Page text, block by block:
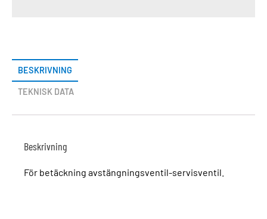
BESKRIVNING
TEKNISK DATA
Beskrivning
För betäckning avstängningsventil-servisventil.